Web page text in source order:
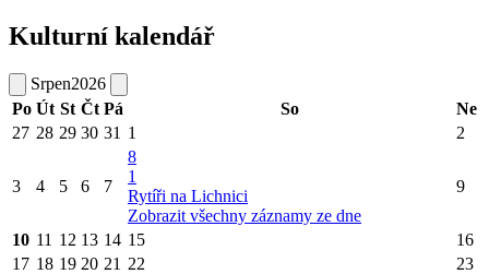
Kulturní kalendář
Srpen2026
Po Út St Čt Pá So
Ne
27 28 29 30 31 1 2
3 4 5 6 7
8
1
Rytíři na Lichnici
Zobrazit všechny záznamy ze dne
9
10 11 12 13 14 15
16
17 18 19 20 21 22 23